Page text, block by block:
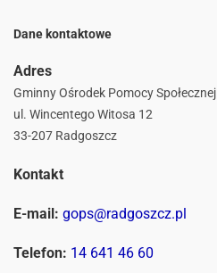
Dane kontaktowe
Adres
Gminny Ośrodek Pomocy Społecznej
ul. Wincentego Witosa 12
33-207 Radgoszcz
Kontakt
E-mail: gops@radgoszcz.pl
Telefon: 14 641 46 60